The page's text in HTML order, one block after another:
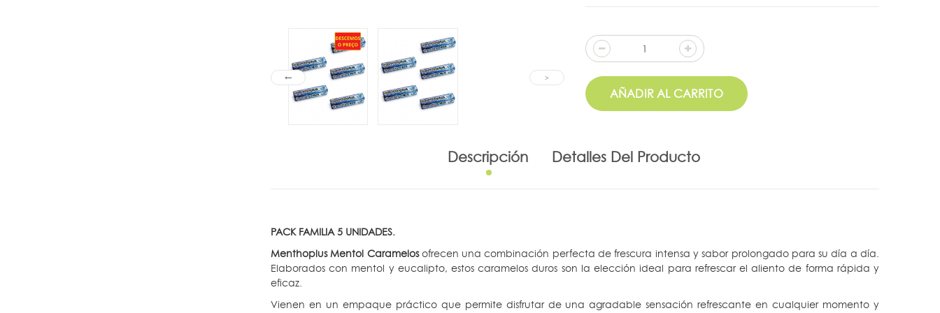
AÑADIR AL CARRITO
Descripción Detalles Del Producto
PACK FAMILIA 5 UNIDADES.
Menthoplus Mentol Caramelosofrecen una combinación perfecta de frescura intensa y sabor prolongado para su día a día.
Elaborados con mentol y eucalipto, estos caramelos duros son la elección ideal para refrescar el aliento de forma rápida y
eficaz.
Vienen en un empaque práctico que permite disfrutar de una agradable sensación refrescante en cualquier momento y